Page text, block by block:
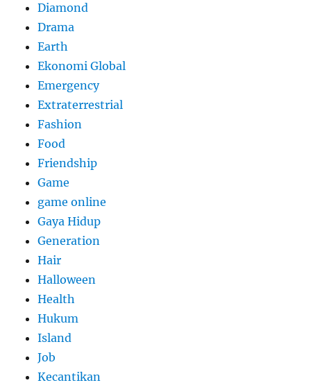
Diamond
Drama
Earth
Ekonomi Global
Emergency
Extraterrestrial
Fashion
Food
Friendship
Game
game online
Gaya Hidup
Generation
Hair
Halloween
Health
Hukum
Island
Job
Kecantikan